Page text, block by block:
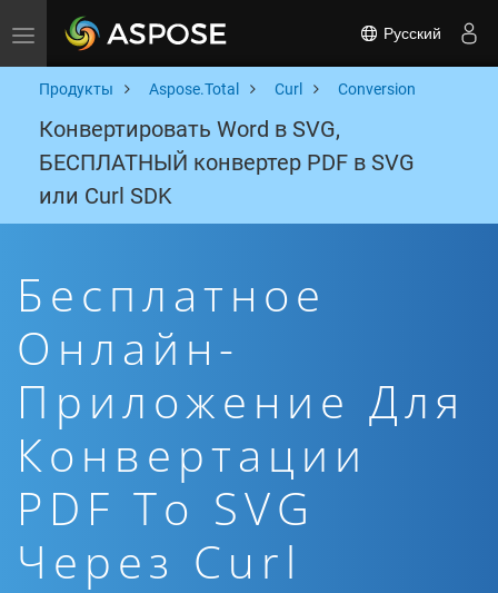
Toggle navigation Русский
Продукты Aspose.Total Curl Conversion
Конвертировать Word в SVG,
БЕСПЛАТНЫЙ конвертер PDF в SVG
или Curl SDK
Бесплатное
Онлайн-
Приложение Для
Конвертации
PDF To SVG
Через Curl